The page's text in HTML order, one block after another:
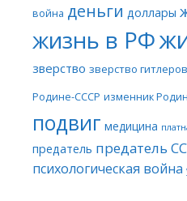
война деньги доллары
жизнь в РФ
зверство зверство
Родине-СССР изменник
подвиг медицина
предатель предатель
психологическая война